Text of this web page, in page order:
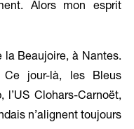
Alors mon esprit
la Beaujoire, à Nantes.
Ce jour-là, les Bleus
Clohars-Carnoët,
n’alignent toujours